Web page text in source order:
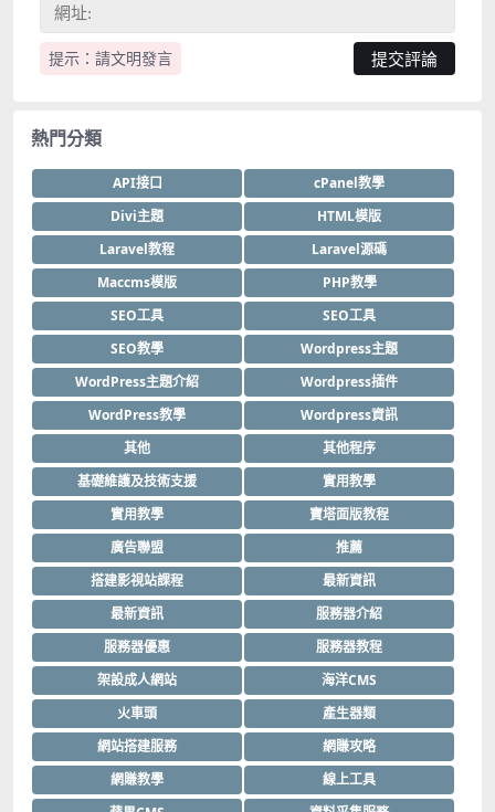
提示：請文明發言
熱門分類
API接口
cPanel教學
Divi主題
HTML模版
Laravel教程
Laravel源碼
Maccms模版
PHP教學
SEO工具
SEO工具
SEO教學
Wordpress主題
WordPress主題介紹
Wordpress插件
WordPress教學
Wordpress資訊
其他
其他程序
基礎維護及技術支援
實用教學
實用教學
寶塔面版教程
廣告聯盟
推薦
搭建影視站課程
最新資訊
最新資訊
服務器介紹
服務器優惠
服務器教程
架設成人網站
海洋CMS
火車頭
產生器類
網站搭建服務
網賺攻略
網賺教學
線上工具